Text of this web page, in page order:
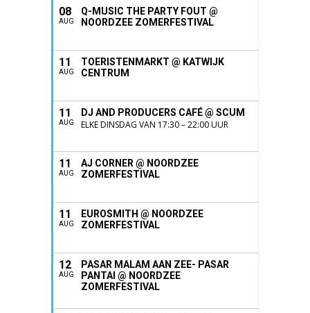
08
AUG
Q-MUSIC THE PARTY FOUT @
NOORDZEE ZOMERFESTIVAL
11
AUG
TOERISTENMARKT @ KATWIJK
CENTRUM
11
AUG
DJ AND PRODUCERS CAFÉ @ SCUM
ELKE DINSDAG VAN 17:30 – 22:00 UUR
11
AUG
AJ CORNER @ NOORDZEE
ZOMERFESTIVAL
11
AUG
EUROSMITH @ NOORDZEE
ZOMERFESTIVAL
12
AUG
PASAR MALAM AAN ZEE- PASAR
PANTAI @ NOORDZEE
ZOMERFESTIVAL